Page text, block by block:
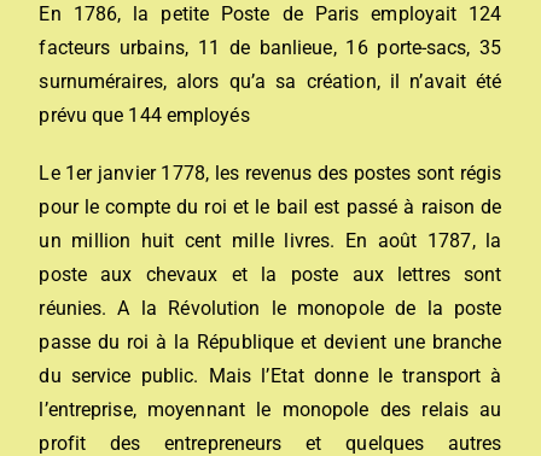
En 1786, la petite Poste de Paris employait 124
facteurs urbains, 11 de banlieue, 16 porte-sacs, 35
surnuméraires, alors qu’a sa création, il n’avait été
prévu que 144 employés
Le 1er janvier 1778, les revenus des postes sont régis
pour le compte du roi et le bail est passé à raison de
un million huit cent mille livres. En août 1787, la
poste aux chevaux et la poste aux lettres sont
réunies. A la Révolution le monopole de la poste
passe du roi à la République et devient une branche
du service public. Mais l’Etat donne le transport à
l’entreprise, moyennant le monopole des relais au
profit des entrepreneurs et quelques autres